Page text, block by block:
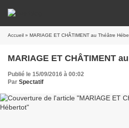
Accueil » MARIAGE ET CHÂTIMENT au Théâtre
MARIAGE ET CHÂTIMENT
Publié le 15/09/2016 à 00:02
Par Spectatif